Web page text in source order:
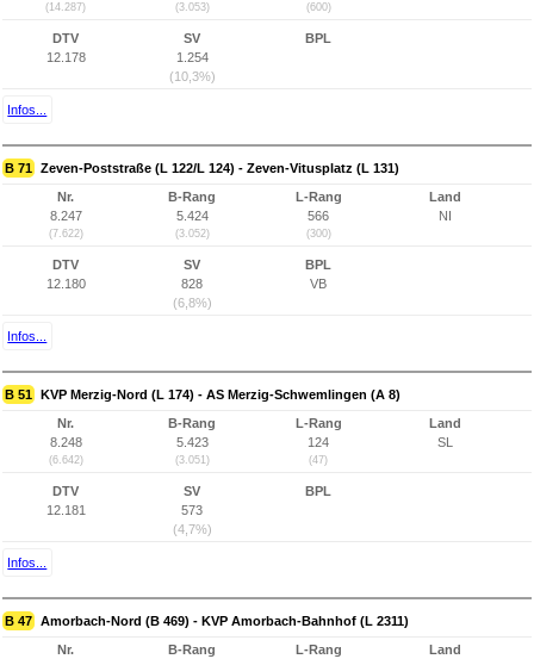
(14.287) (3.053) (600)
DTV
12.178
SV
1.254
(10,3%)
BPL
Infos...
B 71 Zeven-Poststraße (L 122/L 124) - Zeven-Vitusplatz (L 131)
Nr.
8.247
(7.622)
B-Rang
5.424
(3.052)
L-Rang
566
(300)
Land
NI
DTV
12.180
SV
828
(6,8%)
BPL
VB
Infos...
B 51 KVP Merzig-Nord (L 174) - AS Merzig-Schwemlingen (A 8)
Nr.
8.248
(6.642)
B-Rang
5.423
(3.051)
L-Rang
124
(47)
Land
SL
DTV
12.181
SV
573
(4,7%)
BPL
Infos...
B 47 Amorbach-Nord (B 469) - KVP Amorbach-Bahnhof (L 2311)
Nr.
B-Rang
L-Rang
Land